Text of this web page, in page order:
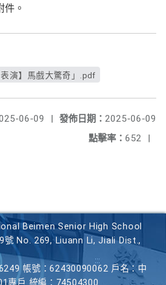
件。
演】馬戲大驚奇」.pdf
發佈日期： 2025-06-09
06-09
|
點擊率： 652 |
Beimen Senior High School
號 No. 269, Liuann Li, Jiali Dist.,
帳號：62430090062 戶名：中
專戶 統編：74504300